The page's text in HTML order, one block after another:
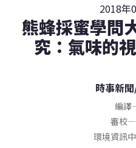
2018年
熊蜂採蜜學問
究：氣味的
時事新聞
編譯
審校—
環境資訊